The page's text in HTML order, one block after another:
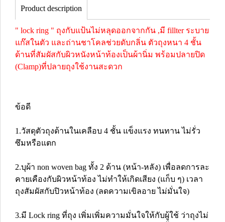
Product description
" lock ring " ถุงกับแป้นไม่หลุดออกจากกัน ,มี fillter ระบาย
แก๊สในตัว และถ่านชาโคลช่วยดับกลิ่น ตัวถุงหนา 4 ชั้น
ด้านที่สัมผัสกับผิวหนังหน้าท้องเป็นผ้านิ่ม พร้อมปลายปิด
(Clamp)ที่ปลายถุงใช้งานสะดวก
ข้อดี
1.วัสดุตัวถุงด้านในเคลือบ 4 ชั้น แข็งแรง ทนทาน ไม่รั่ว
ซึมหรือแตก
2.บุผ้า non woven bag ทั้ง 2 ด้าน (หน้า-หลัง) เพื่อลดการละ
คายเคืองกับผิวหน้าท้อง ไม่ทำให้เกิดเสียง (แก็บ ๆ) เวลา
ถุงสัมผัสกับปิวหน้าท้อง (ลดความเขิลอาย ไม่มั่นใจ)
3.มี Lock ring ที่ถุง เพิ่มเพิ่มความมั่นใจให้กับผู้ใช้ ว่าถุงไม่